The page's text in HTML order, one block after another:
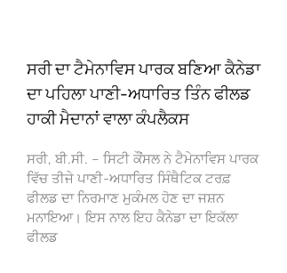
ਸਰੀ ਦਾ ਟੈਮੇਨਾਵਿਸ ਪਾਰਕ ਬਣਿਆ ਕੈਨੇਡਾ
ਦਾ ਪਹਿਲਾ ਪਾਣੀ-ਅਧਾਰਿਤ ਤਿੰਨ ਫੀਲਡ
ਹਾਕੀ ਮੈਦਾਨਾਂ ਵਾਲਾ ਕੰਪਲੈਕਸ
ਸਰੀ, ਬੀ.ਸੀ. – ਸਿਟੀ ਕੌਂਸਲ ਨੇ ਟੈਮੇਨਾਵਿਸ ਪਾਰਕ
ਵਿੱਚ ਤੀਜੇ ਪਾਣੀ-ਅਧਾਰਿਤ ਸਿੰਥੈਟਿਕ ਟਰਫ਼
ਫੀਲਡ ਦਾ ਨਿਰਮਾਣ ਮੁਕੰਮਲ ਹੋਣ ਦਾ ਜਸ਼ਨ
ਮਨਾਇਆ। ਇਸ ਨਾਲ ਇਹ ਕੈਨੇਡਾ ਦਾ ਇਕੱਲਾ
ਫੀਲਡ